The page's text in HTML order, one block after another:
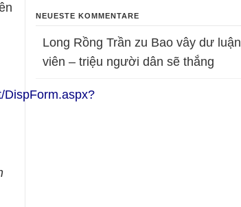
DispForm.aspx?
NEUESTE KOMMENTARE
Long Rồng Trần zu Bao vây dư luận
viên – triệu người dân sẽ thắng